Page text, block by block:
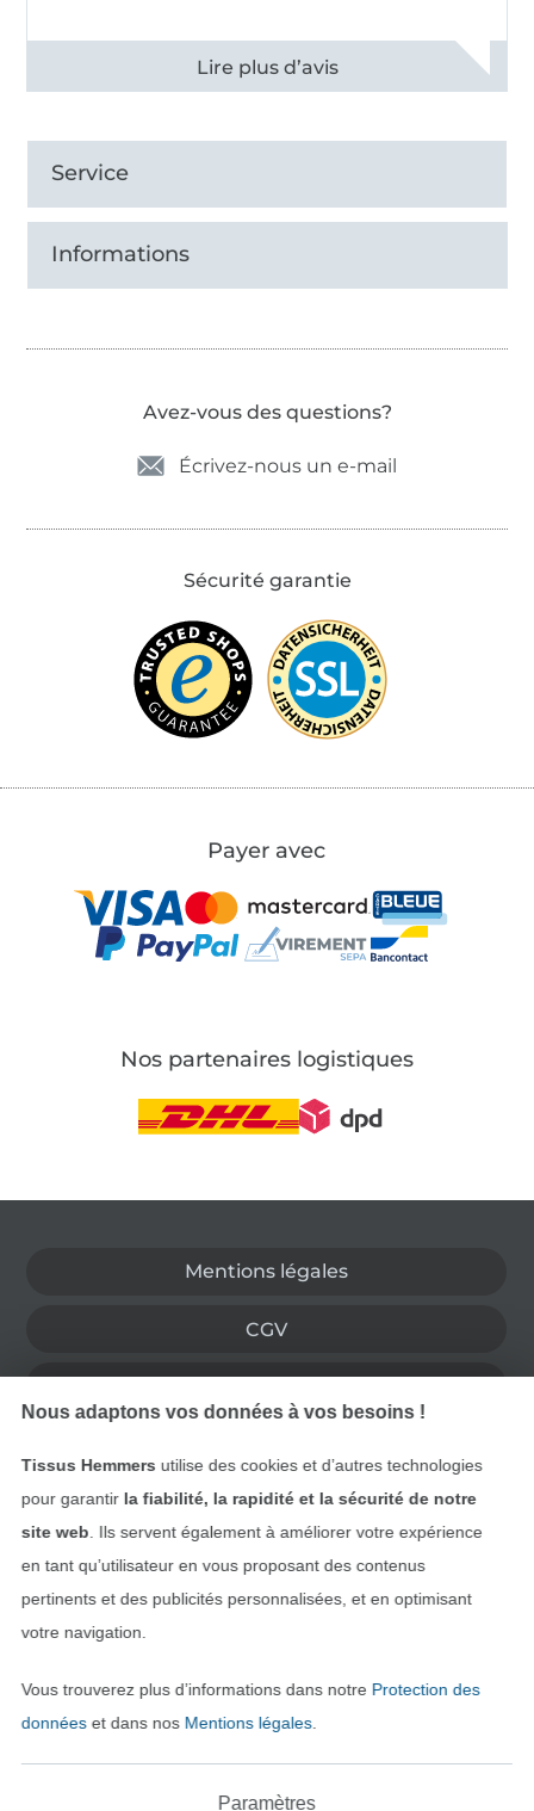
Voir tous les 11496 commentaires
Service
Informations
Avez-vous des questions?
Écrivez-nous un e-mail
Sécurité garantie
Payer avec
Nos partenaires logistiques
Mentions légales
CGV
Contact
Rétractation de commande
Trouvez plus d’idées
Nous adaptons vos données à vos besoins !
Tissus Hemmers utilise des cookies et d’autres technologies
pour garantir la fiabilité, la rapidité et la sécurité de notre
site web . Ils servent également à améliorer votre expérience
en tant qu’utilisateur en vous proposant des contenus
pertinents et des publicités personnalisées, et en optimisant
votre navigation.
Vous trouverez plus d’informations dans notre Protection des
donnéeset dans nos Mentions légales.
Paramètres